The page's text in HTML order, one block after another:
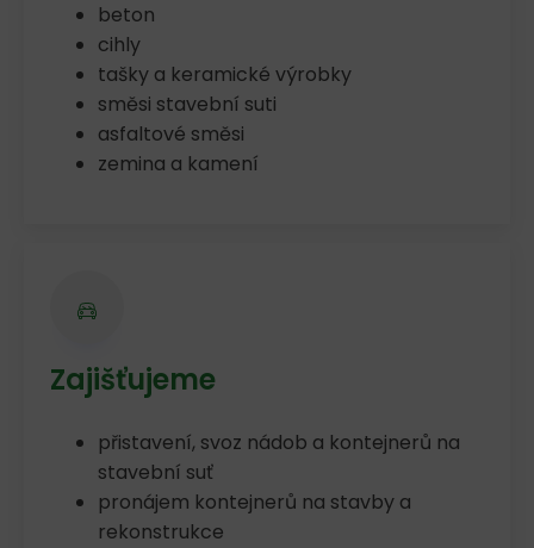
beton
cihly
tašky a keramické výrobky
směsi stavební suti
asfaltové směsi
zemina a kamení
Zajišťujeme
přistavení, svoz nádob a kontejnerů na
stavební suť
pronájem kontejnerů na stavby a
rekonstrukce